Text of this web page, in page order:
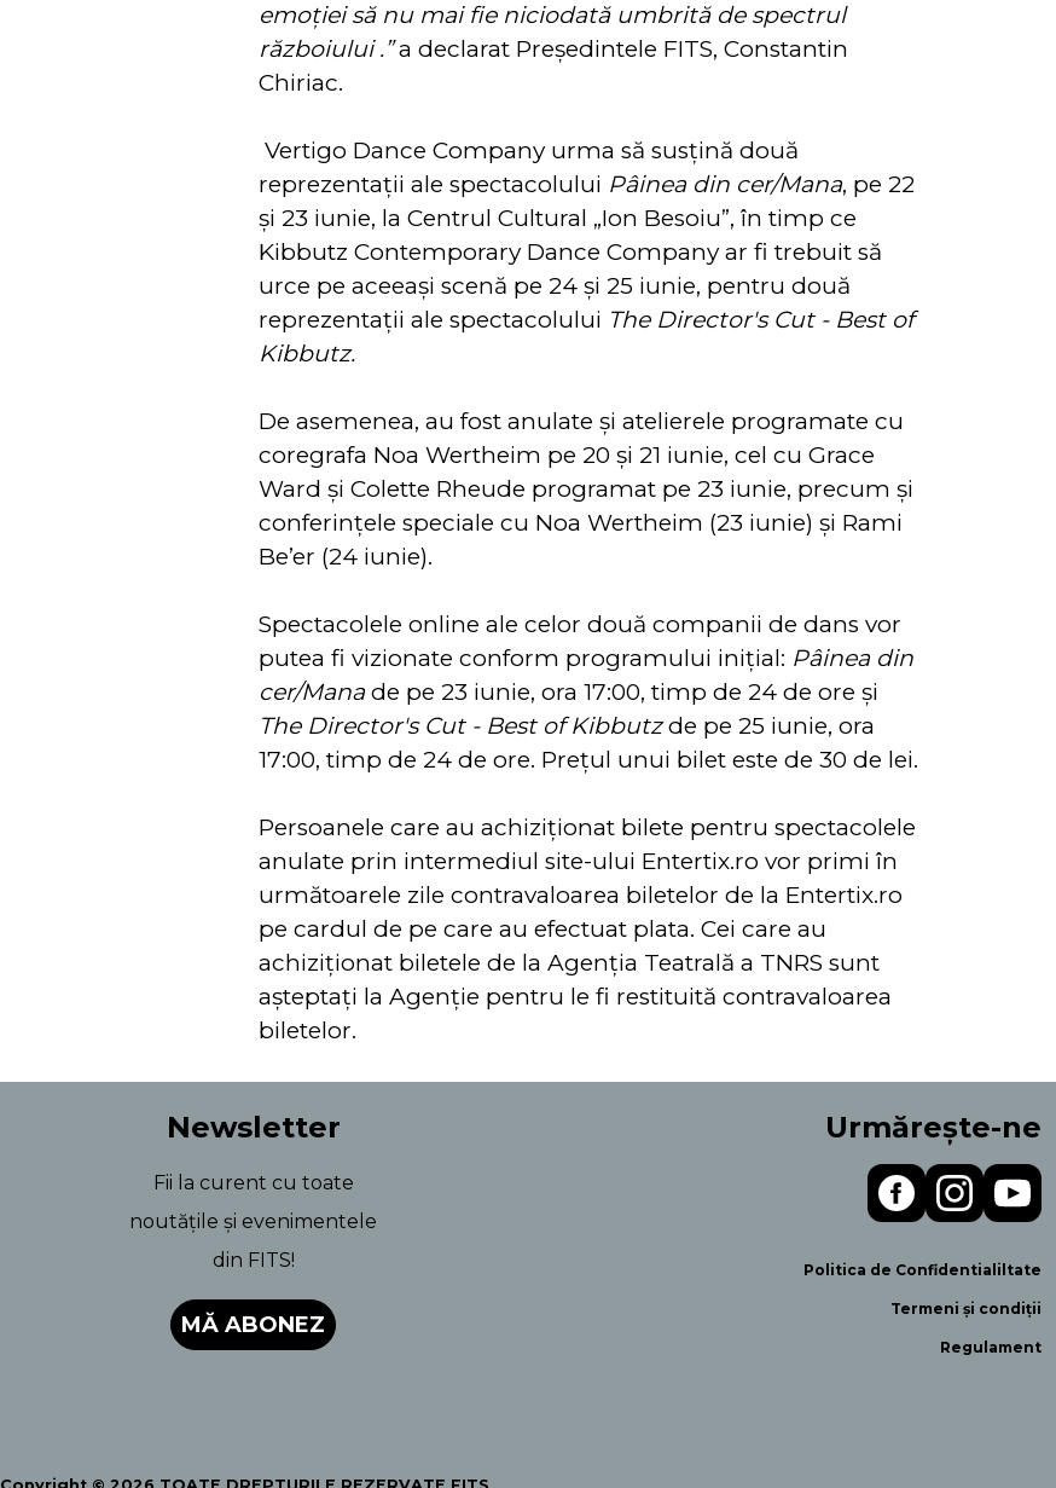
emoţiei să nu mai fie niciodată umbrită de spectrul
războiului .”a declarat Preşedintele FITS, Constantin
Chiriac.
Vertigo Dance Company urma să susţină două
reprezentaţii ale spectacolului Pâinea din cer/Mana, pe 22
şi 23 iunie, la Centrul Cultural „Ion Besoiu”, în timp ce
Kibbutz Contemporary Dance Company ar fi trebuit să
urce pe aceeaşi scenă pe 24 şi 25 iunie, pentru două
reprezentaţii ale spectacolului The Director's Cut - Best of
Kibbutz.
De asemenea, au fost anulate şi atelierele programate cu
coregrafa Noa Wertheim pe 20 şi 21 iunie, cel cu Grace
Ward şi Colette Rheude programat pe 23 iunie, precum şi
conferinţele speciale cu Noa Wertheim (23 iunie) şi Rami
Be’er (24 iunie).
Spectacolele online ale celor două companii de dans vor
putea fi vizionate conform programului iniţial: Pâinea din
cer/Manade pe 23 iunie, ora 17:00, timp de 24 de ore şi
The Director's Cut - Best of Kibbutzde pe 25 iunie, ora
17:00, timp de 24 de ore. Preţul unui bilet este de 30 de lei.
Persoanele care au achiziţionat bilete pentru spectacolele
anulate prin intermediul site-ului Entertix.ro vor primi în
următoarele zile contravaloarea biletelor de la Entertix.ro
pe cardul de pe care au efectuat plata. Cei care au
achiziţionat biletele de la Agenţia Teatrală a TNRS sunt
aşteptaţi la Agenţie pentru le fi restituită contravaloarea
biletelor.
Newsletter
Fii la curent cu toate
noutățile și evenimentele
din FITS!
MĂ ABONEZ
Urmărește-ne
Politica de Confidentialiltate
Termeni și condiții
Regulament